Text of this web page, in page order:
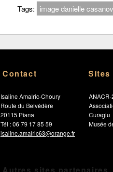
Tags: image danielle
Contact
Isaline Amalric-Choury
Route du Belvédère
20115 Piana
Tél : 06 79 17 85 59
isaline.amalric63@orange.fr
ANACR-
Curagiu
Musée